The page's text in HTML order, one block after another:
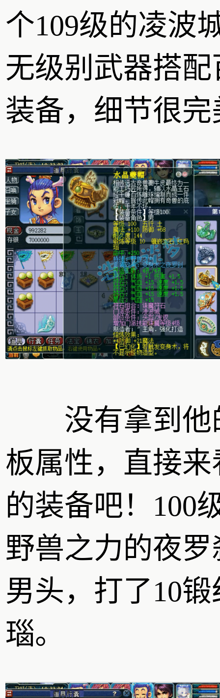
个109级的凌波
无级别武器搭配
装备，细节很完
没有拿到他
板属性，直接来
的装备吧！100
野兽之力的夜罗
男头，打了10
瑙。